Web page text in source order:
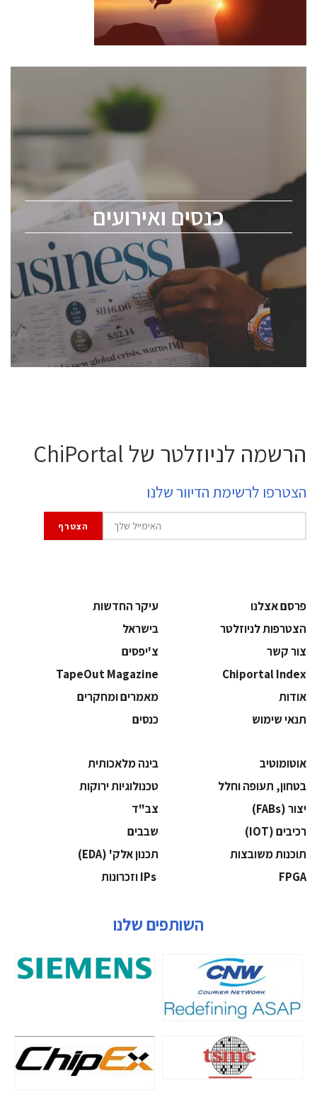
כנסים ואירועים
כנסים ואירועים
לכל העוסקים בתעשיית הסמיקונדקטור כולל מהנדסים,
ChipEx2026 will be held on May 12-13, 2026. The
conference is intended for everyone involved in the
semiconductor industry, including engineers,
professional experts, and senior executives.
לחץ לפרטים
הרשמה לניוזלטר של ChiPortal
הצטרפו לרשימת הדיוור שלנו
פרסם אצלנו
עיקר החדשות
הצטרפות לניוזלטר
בישראל
צור קשר
צ'יפסים
Chiportal Index
TapeOut Magazine
אודות
מאמרים ומחקרים
תנאי שימוש
כנסים
אוטומוטיב
בינה מלאכותית
בטחון, תעופה וחלל
‫טכנולוגיות ירוקות‬
‫יצור (‪(FABs‬‬
‫צב"ד‬
‫רכיבים‬ (IOT)
‫שבבים‬
‫תוכנות משובצות‬
‫תכנון אלק' (‪(EDA‬‬
‫‪FPGA‬‬
השותפים שלנו